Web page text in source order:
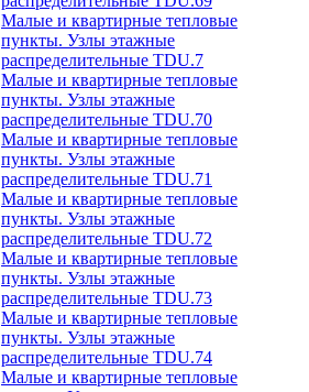
Малые и квартирные тепловые
пункты. Узлы этажные
распределительные TDU.7
Малые и квартирные тепловые
пункты. Узлы этажные
распределительные TDU.70
Малые и квартирные тепловые
пункты. Узлы этажные
распределительные TDU.71
Малые и квартирные тепловые
пункты. Узлы этажные
распределительные TDU.72
Малые и квартирные тепловые
пункты. Узлы этажные
распределительные TDU.73
Малые и квартирные тепловые
пункты. Узлы этажные
распределительные TDU.74
Малые и квартирные тепловые